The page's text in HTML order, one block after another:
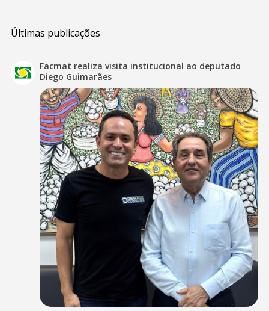
Últimas publicações
Facmat realiza visita institucional ao deputado
Diego Guimarães